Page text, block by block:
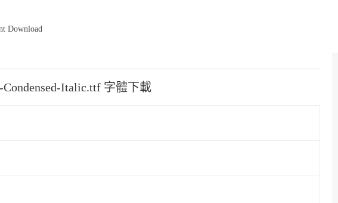
Download
Condensed-Italic.ttf 字體下載